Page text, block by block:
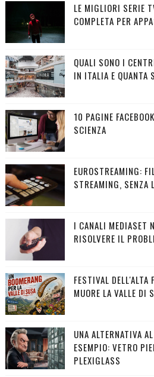
LE MIGLIORI SERIE
COMPLETA PER
QUALI SONO I
IN ITALIA E QUANTA
10 PAGINE
SCIENZA
EUROSTREAMING:
STREAMING, SENZA
I CANALI MEDIASET
RISOLVERE IL
FESTIVAL DELL'ALTA
MUORE LA VALLE DI
UNA ALTERNATIVA
ESEMPIO: VETRO
PLEXIGLASS